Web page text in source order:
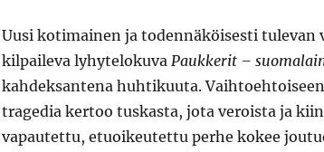
Uusi kotimainen ja todennäköisesti tulevan
kilpaileva lyhytelokuva Paukkerit –
kahdeksantena huhtikuuta.
tragedia kertoo tuskasta, jota veroista ja
vapautettu, etuoikeutettu perhe kokee